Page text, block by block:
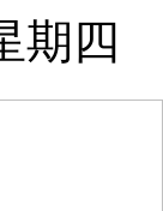
期四